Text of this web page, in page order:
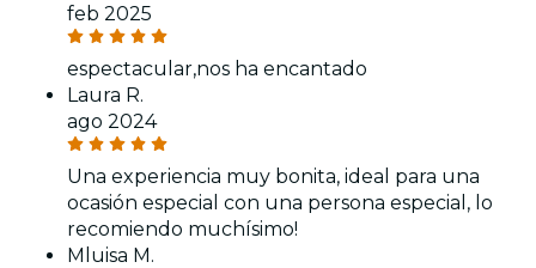
feb 2025
espectacular,nos ha encantado
Laura R.
ago 2024
Una experiencia muy bonita, ideal para una
ocasión especial con una persona especial, lo
recomiendo muchísimo!
Mluisa M.